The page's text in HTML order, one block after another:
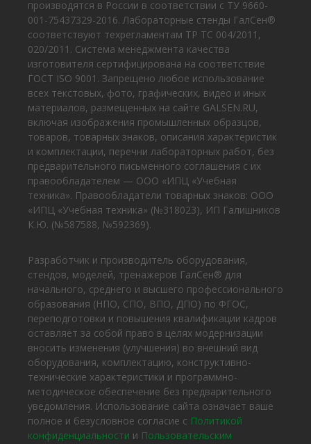
производятся в России в соответствии с ТУ 9660-
001-75437329-2016. Лабораторные стенды ГалСен®
соответствуют техрегламентам ТР ТС 004/2011,
020/2011. Система менеджмента качества
изготовителя сертифицирована на соответствие
ГОСТ ISO 9001. Запрещено любое использование
всех текстовых, фото, графических, видео и иных
материалов, размещенных на сайте GALSEN.RU,
включая изображения промышленных образцов,
товаров, товарных знаков, описания характеристик
и комплектации, перечни лабораторных работ, без
предварительного письменного соглашения с их
правообладателем — ООО «ИПЦ «Учебная
техника». Правообладатели товарных знаков: ООО
«ИПЦ «Учебная техника» (№318023), ИП Галишников
К.Ю. (№587588, №592369).
Разработчик и производитель оборудования,
стендов, моделей, тренажеров ГалСен® для
начального, среднего и высшего профессионального
образования (НПО, СПО, ВПО, ДПО) по ФГОС,
переподготовки и повышения квалификации кадров
оставляет за собой право в целях модернизации
вносить изменения (улучшения) во внешний вид
оборудования, комплектацию, конструктивно-
технические характеристики и программно-
методическое обеспечение без предварительного
уведомления. Использование сайта означает ваше
полное и безусловное согласие с Политикой
конфиденциальности и Пользовательским